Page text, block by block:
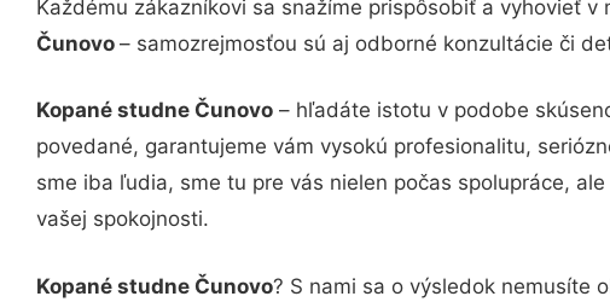
Každému zákazníkovi sa snažíme prispôsobiť a vyhovieť
Čunovo – samozrejmosťou sú aj odborné konzultácie či
Kopané studne Čunovo – hľadáte istotu v podobe
povedané, garantujeme vám vysokú profesionalitu,
sme iba ľudia, sme tu pre vás nielen počas spolupráce,
vašej spokojnosti.
Kopané studne Čunovo? S nami sa o výsledok nemusíte